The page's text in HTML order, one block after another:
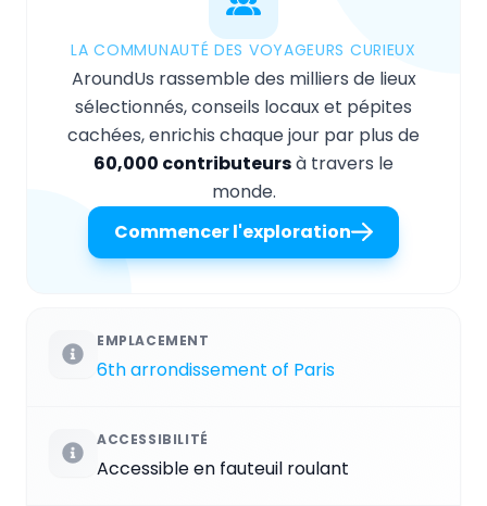
LA COMMUNAUTÉ DES VOYAGEURS CURIEUX
AroundUs rassemble des milliers de lieux
sélectionnés, conseils locaux et pépites
cachées, enrichis chaque jour par plus de
60,000 contributeursà travers le
monde.
Commencer l'exploration
EMPLACEMENT
6th arrondissement of Paris
ACCESSIBILITÉ
Accessible en fauteuil roulant